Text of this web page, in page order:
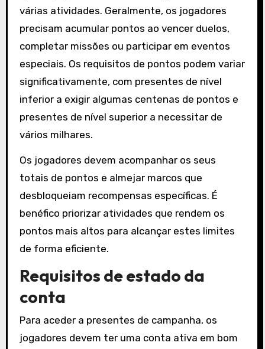
várias atividades. Geralmente, os jogadores
precisam acumular pontos ao vencer duelos,
completar missões ou participar em eventos
especiais. Os requisitos de pontos podem variar
significativamente, com presentes de nível
inferior a exigir algumas centenas de pontos e
presentes de nível superior a necessitar de
vários milhares.
Os jogadores devem acompanhar os seus
totais de pontos e almejar marcos que
desbloqueiam recompensas específicas. É
benéfico priorizar atividades que rendem os
pontos mais altos para alcançar estes limites
de forma eficiente.
Requisitos de estado da
conta
Para aceder a presentes de campanha, os
jogadores devem ter uma conta ativa em bom